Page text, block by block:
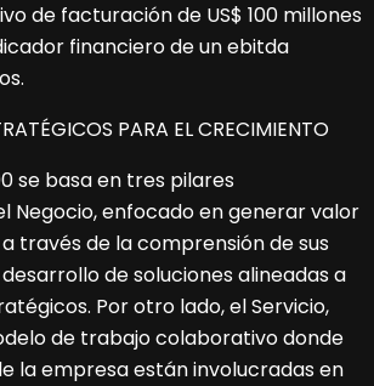
de facturación de US$ 100 millones
financiero de un ebitda
PARA EL CRECIMIENTO
se basa en tres pilares
Negocio, enfocado en generar valor
través de la comprensión de sus
de soluciones alineadas a
Por otro lado, el Servicio,
de trabajo colaborativo donde
la empresa están involucradas en